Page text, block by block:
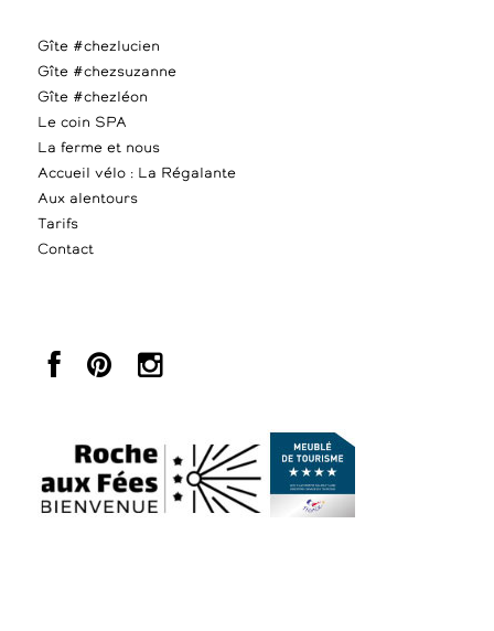
Gîte #chezlucien
Gîte #chezsuzanne
Gîte #chezléon
Le coin SPA
La ferme et nous
Accueil vélo : La Régalante
Aux alentours
Tarifs
Contact